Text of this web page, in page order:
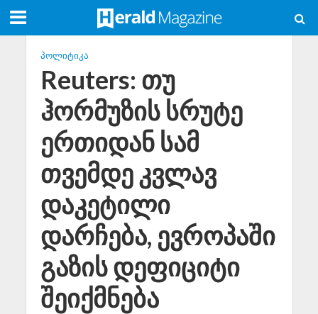
ᲞᲝᲚᲘᲢᲘᲙᲐ
Reuters: თუ
ჰორმუზის სრუტე
ერთიდან სამ
თვემდე კვლავ
დაკეტილი
დარჩება, ევროპაში
გაზის დეფიციტი
შეიქმნება